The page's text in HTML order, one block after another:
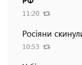
11:20
Росіяни
10:53